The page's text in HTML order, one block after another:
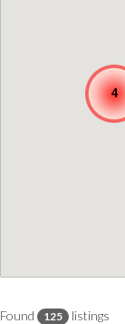
4
Found 125 listings